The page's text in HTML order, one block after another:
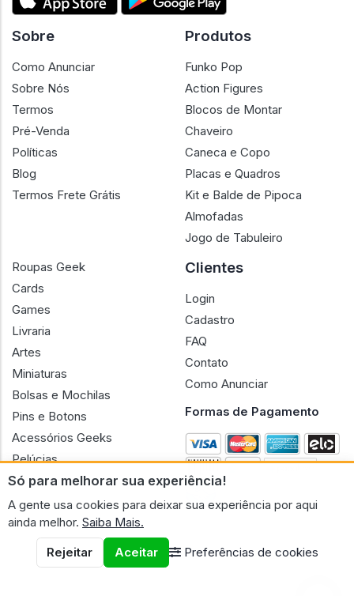
Só para melhorar sua experiência!
A gente usa cookies para deixar sua experiência por aqui
ainda melhor. Saiba Mais.
Rejeitar
Aceitar Preferências de cookies
Sobre
Como Anunciar
Sobre Nós
Termos
Pré-Venda
Políticas
Blog
Termos Frete Grátis
Produtos
Funko Pop
Action Figures
Blocos de Montar
Chaveiro
Caneca e Copo
Placas e Quadros
Kit e Balde de Pipoca
Almofadas
Jogo de Tabuleiro
Roupas Geek
Cards
Games
Livraria
Artes
Miniaturas
Bolsas e Mochilas
Pins e Botons
Acessórios Geeks
Pelúcias
Bonecas
Clientes
Login
Cadastro
FAQ
Contato
Como Anunciar
Formas de Pagamento